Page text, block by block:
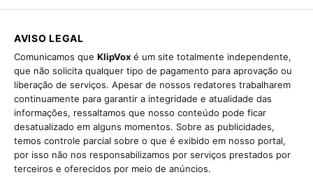
AVISO LEGAL
Comunicamos que KlipVox é um site totalmente independente,
que não solicita qualquer tipo de pagamento para aprovação ou
liberação de serviços. Apesar de nossos redatores trabalharem
continuamente para garantir a integridade e atualidade das
informações, ressaltamos que nosso conteúdo pode ficar
desatualizado em alguns momentos. Sobre as publicidades,
temos controle parcial sobre o que é exibido em nosso portal,
por isso não nos responsabilizamos por serviços prestados por
terceiros e oferecidos por meio de anúncios.